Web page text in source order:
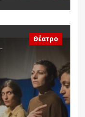
Θέατρο